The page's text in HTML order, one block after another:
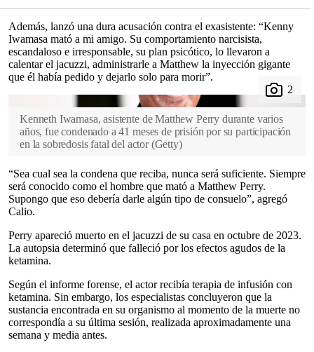
Además, lanzó una dura acusación contra el exasistente: “Kenny
Iwamasa mató a mi amigo. Su comportamiento narcisista,
escandaloso e irresponsable, su plan psicótico, lo llevaron a
calentar el jacuzzi, administrarle a Matthew la inyección gigante
que él había pedido y dejarlo solo para morir”.
Kenneth Iwamasa, asistente de Matthew Perry durante varios
años, fue condenado a 41 meses de prisión por su participación
en la sobredosis fatal del actor (Getty)
“Sea cual sea la condena que reciba, nunca será suficiente. Siempre
será conocido como el hombre que mató a Matthew Perry.
Supongo que eso debería darle algún tipo de consuelo”, agregó
Calio.
Perry apareció muerto en el jacuzzi de su casa en octubre de 2023.
La autopsia determinó que falleció por los efectos agudos de la
ketamina.
Según el informe forense, el actor recibía terapia de infusión con
ketamina. Sin embargo, los especialistas concluyeron que la
sustancia encontrada en su organismo al momento de la muerte no
correspondía a su última sesión, realizada aproximadamente una
semana y media antes.